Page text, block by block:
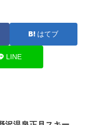
はてブ
LINE